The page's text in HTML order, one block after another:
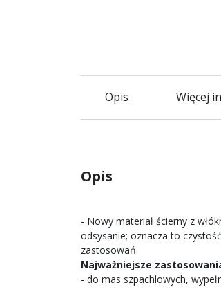
Opis Więcej
Opis
- Nowy materiał ścierny z
odsysanie; oznacza to
zastosowań.
Najważniejsze
- do mas szpachlowych,